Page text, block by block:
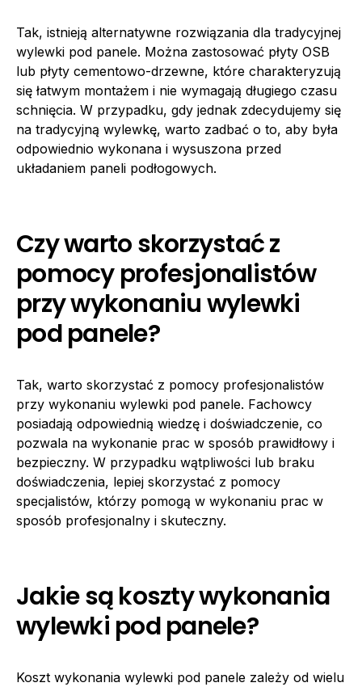
Tak, istnieją alternatywne rozwiązania dla tradycyjnej
wylewki pod panele. Można zastosować płyty OSB
lub płyty cementowo-drzewne, które charakteryzują
się łatwym montażem i nie wymagają długiego czasu
schnięcia. W przypadku, gdy jednak zdecydujemy się
na tradycyjną wylewkę, warto zadbać o to, aby była
odpowiednio wykonana i wysuszona przed
układaniem paneli podłogowych.
Czy warto skorzystać z
pomocy profesjonalistów
przy wykonaniu wylewki
pod panele?
Tak, warto skorzystać z pomocy profesjonalistów
przy wykonaniu wylewki pod panele. Fachowcy
posiadają odpowiednią wiedzę i doświadczenie, co
pozwala na wykonanie prac w sposób prawidłowy i
bezpieczny. W przypadku wątpliwości lub braku
doświadczenia, lepiej skorzystać z pomocy
specjalistów, którzy pomogą w wykonaniu prac w
sposób profesjonalny i skuteczny.
Jakie są koszty wykonania
wylewki pod panele?
Koszt wykonania wylewki pod panele zależy od wielu